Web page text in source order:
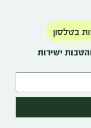
בטלפון
ישירות